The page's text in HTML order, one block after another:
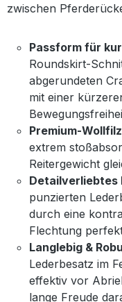
zwischen
Passform für
Roundskirt-
abgerundeten
mit einer
Premium-
extrem
Reitergewicht
Detailverliebtes
punzierten
durch eine
Flechtung
Langlebig &
Lederbesatz im
effektiv vor
lange Freude